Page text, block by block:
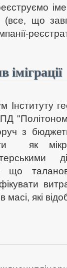
що
Інституту
з
як
які